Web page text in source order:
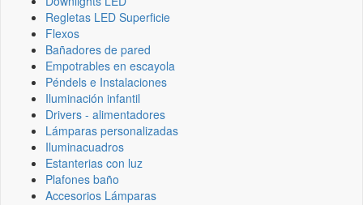
Regletas LED Superficie
Flexos
Bañadores de pared
Empotrables en escayola
Péndels e Instalaciones
Iluminación infantil
Drivers - alimentadores
Lámparas personalizadas
Iluminacuadros
Estanterias con luz
Plafones baño
Accesorios Lámparas